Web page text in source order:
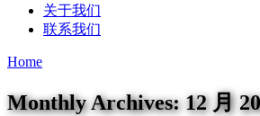
关于我们
联系我们
Home
Monthly Archives: 12 月